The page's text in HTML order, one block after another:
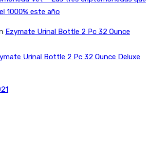
1000% este año
Ezymate Urinal Bottle 2 Pc 32 Ounce
Urinal Bottle 2 Pc 32 Ounce Deluxe